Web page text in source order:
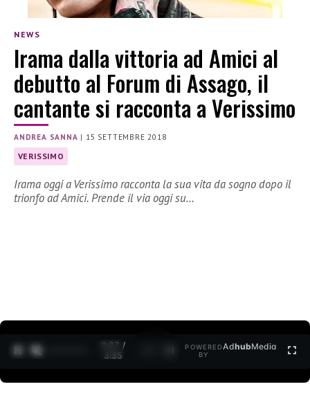
NEWS
Irama dalla vittoria ad Amici al
debutto al Forum di Assago, il
cantante si racconta a Verissimo
ANDREA SANNA | 15 SETTEMBRE 2018
VERISSIMO
Irama oggi a Verissimo racconta la sua vita da sogno dopo il
trionfo ad Amici. Prende il via oggi su…
0:27 /
3:35
POWERED
BY
AdhubMedia